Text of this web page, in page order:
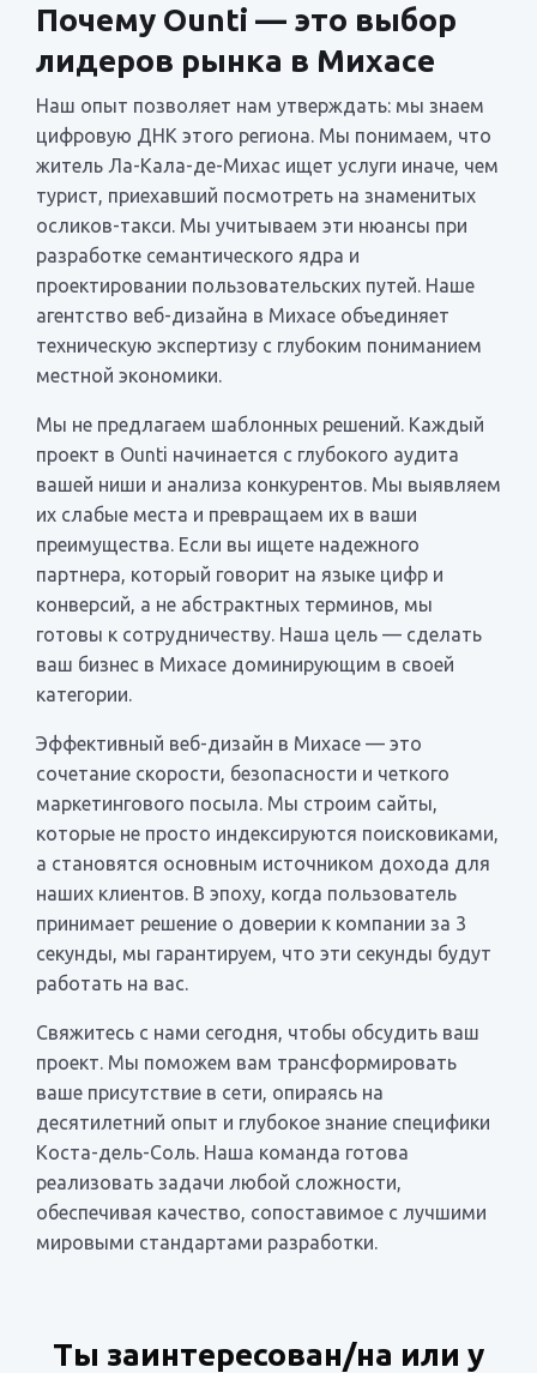
Почему Ounti — это выбор
лидеров рынка в Михасе
Наш опыт позволяет нам утверждать: мы знаем
цифровую ДНК этого региона. Мы понимаем, что
житель Ла-Кала-де-Михас ищет услуги иначе, чем
турист, приехавший посмотреть на знаменитых
осликов-такси. Мы учитываем эти нюансы при
разработке семантического ядра и
проектировании пользовательских путей. Наше
агентство веб-дизайна в Михасе объединяет
техническую экспертизу с глубоким пониманием
местной экономики.
Мы не предлагаем шаблонных решений. Каждый
проект в Ounti начинается с глубокого аудита
вашей ниши и анализа конкурентов. Мы выявляем
их слабые места и превращаем их в ваши
преимущества. Если вы ищете надежного
партнера, который говорит на языке цифр и
конверсий, а не абстрактных терминов, мы
готовы к сотрудничеству. Наша цель — сделать
ваш бизнес в Михасе доминирующим в своей
категории.
Эффективный веб-дизайн в Михасе — это
сочетание скорости, безопасности и четкого
маркетингового посыла. Мы строим сайты,
которые не просто индексируются поисковиками,
а становятся основным источником дохода для
наших клиентов. В эпоху, когда пользователь
принимает решение о доверии к компании за 3
секунды, мы гарантируем, что эти секунды будут
работать на вас.
Свяжитесь с нами сегодня, чтобы обсудить ваш
проект. Мы поможем вам трансформировать
ваше присутствие в сети, опираясь на
десятилетний опыт и глубокое знание специфики
Коста-дель-Соль. Наша команда готова
реализовать задачи любой сложности,
обеспечивая качество, сопоставимое с лучшими
мировыми стандартами разработки.
Ты заинтересован/на или у